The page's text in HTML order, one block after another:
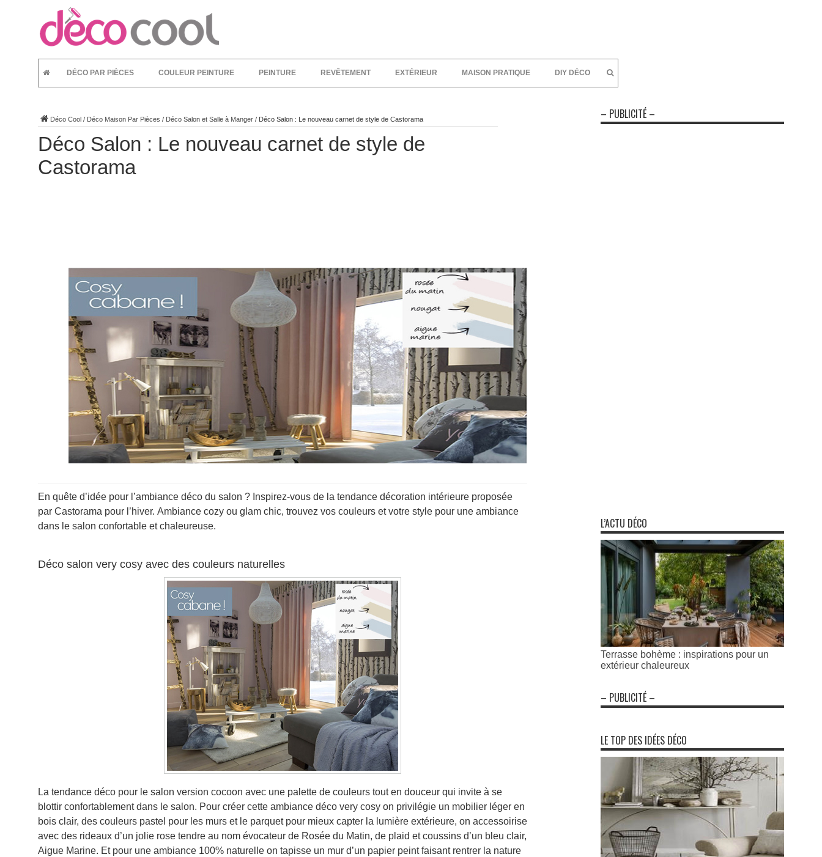
DÉCO PAR PIÈCES COULEUR PEINTURE PEINTURE REVÊTEMENT EXTÉRIEUR MAISON PRATIQUE DIY DÉCO
Déco Cool / Déco Maison Par Pièces / Déco Salon et Salle à Manger / Déco Salon : Le nouveau carnet de style de Castorama
Déco Salon : Le nouveau carnet de style de
Castorama
En quête d’idée pour l’ambiance déco du salon ? Inspirez-vous de la tendance décoration intérieure proposée
par Castorama pour l’hiver. Ambiance cozy ou glam chic, trouvez vos couleurs et votre style pour une ambiance
dans le salon confortable et chaleureuse.
Déco salon very cosy avec des couleurs naturelles
La tendance déco pour le salon version cocoon avec une palette de couleurs tout en douceur qui invite à se
blottir confortablement dans le salon. Pour créer cette ambiance déco very cosy on privilégie un mobilier léger en
bois clair, des couleurs pastel pour les murs et le parquet pour mieux capter la lumière extérieure, on accessoirise
avec des rideaux d’un jolie rose tendre au nom évocateur de Rosée du Matin, de plaid et coussins d’un bleu clair,
Aigue Marine. Et pour une ambiance 100% naturelle on tapisse un mur d’un papier peint faisant rentrer la nature
– PUBLICITÉ –
L’ACTU DÉCO
Terrasse bohème : inspirations pour un
extérieur chaleureux
– PUBLICITÉ –
LE TOP DES IDÉES DÉCO